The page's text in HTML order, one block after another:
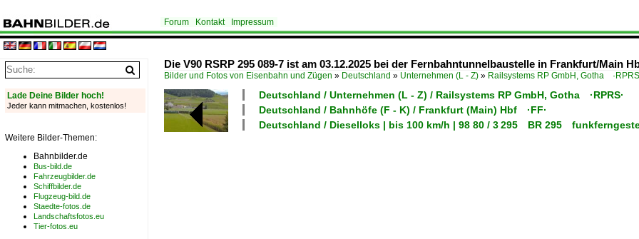
Forum Kontakt Impressum
Die V90 RSRP 295 089-7 ist am 03.12.2025 bei der Fernbahntunnelbaustelle in Frankfurt/Main
Bilder und Fotos von Eisenbahn und Zügen » Deutschland » Unternehmen (L - Z) » Railsystems RP GmbH, Gotha
Deutschland / Unternehmen (L - Z) / Railsystems RP GmbH, Gotha ·RPRS·
Deutschland / Bahnhöfe (F - K) / Frankfurt (Main) Hbf ·FF·
Deutschland / Dieselloks | bis 100 km/h | 98 80 / 3 295 BR 295
Lade Deine Bilder hoch!
Jeder kann mitmachen, kostenlos!
Weitere Bilder-Themen:
Bahnbilder.de
Bus-bild.de
Fahrzeugbilder.de
Schiffbilder.de
Flugzeug-bild.de
Staedte-fotos.de
Landschaftsfotos.eu
Tier-fotos.eu